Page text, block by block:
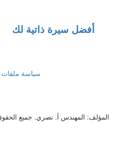
أفضل سيرة ذاتية لك
سياسة ملفات